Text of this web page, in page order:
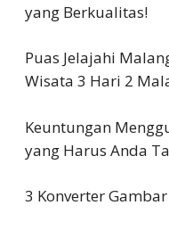
yang Berkualitas!
Puas Jelajahi
Wisata 3 Hari 2
Keuntungan
yang Harus Anda
3 Konverter